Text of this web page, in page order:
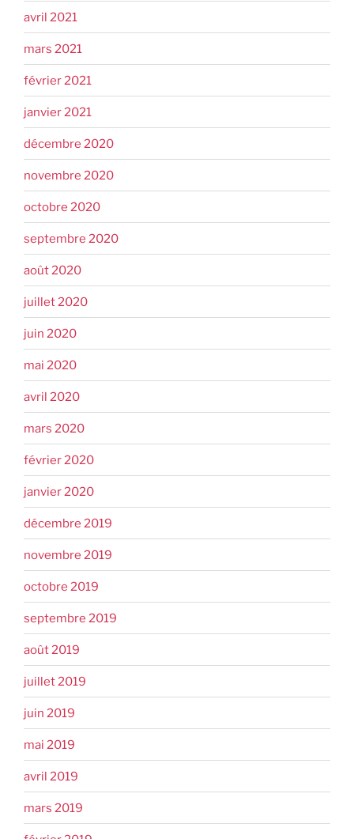
avril 2021
mars 2021
février 2021
janvier 2021
décembre 2020
novembre 2020
octobre 2020
septembre 2020
août 2020
juillet 2020
juin 2020
mai 2020
avril 2020
mars 2020
février 2020
janvier 2020
décembre 2019
novembre 2019
octobre 2019
septembre 2019
août 2019
juillet 2019
juin 2019
mai 2019
avril 2019
mars 2019